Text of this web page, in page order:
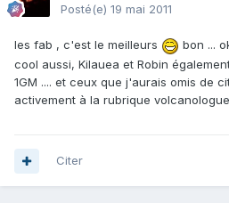
Posté(e) 19 mai 2011
les fab , c'est le meilleurs
bon ...
cool aussi, Kilauea et Robin
1GM .... et ceux que j'aurais omis de
activement à la rubrique volcanologue
Citer